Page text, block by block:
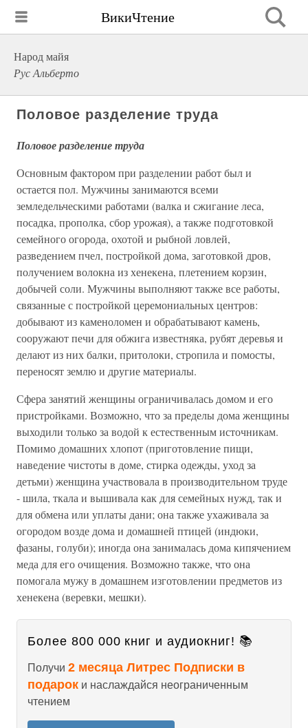
ВикиЧтение
Народ майя
Рус Альберто
Половое разделение труда
Половое разделение труда
Основным фактором при разделении работ был и
остается пол. Мужчины занимаются всеми
земледельческими работами (валка и сжигание леса,
посадка, прополка, сбор урожая), а также подготовкой
семейного огорода, охотой и рыбной ловлей,
разведением пчел, постройкой дома, заготовкой дров,
получением волокна из хенекена, плетением корзин,
добычей соли. Мужчины выполняют также все работы,
связанные с постройкой церемониальных центров:
добывают из каменоломен и обрабатывают камень,
сооружают печи для обжига известняка, рубят деревья и
делают из них балки, притолоки, стропила и помосты,
переносят землю и другие материалы.
Сфера занятий женщины ограничивалась домом и его
пристройками. Возможно, что за пределы дома женщины
выходили только за водой к естественным источникам.
Помимо домашних хлопот (приготовление пищи,
наведение чистоты в доме, стирка одежды, уход за
детьми) женщина участвовала в производительном труде
- шила, ткала и вышивала как для семейных нужд, так и
для обмена или уплаты дани; она также ухаживала за
огородом возде дома и домашней птицей (индюки,
фазаны, голуби); иногда она занималась дома кипячением
меда для его очищения. Возможно также, что она
помогала мужу в домашнем изготовлении предметов из
хенекена (веревки, мешки).
Более 800 000 книг и аудиокниг! 📚
Получи 2 месяца Литрес Подписки в
подарок и наслаждайся неограниченным
чтением